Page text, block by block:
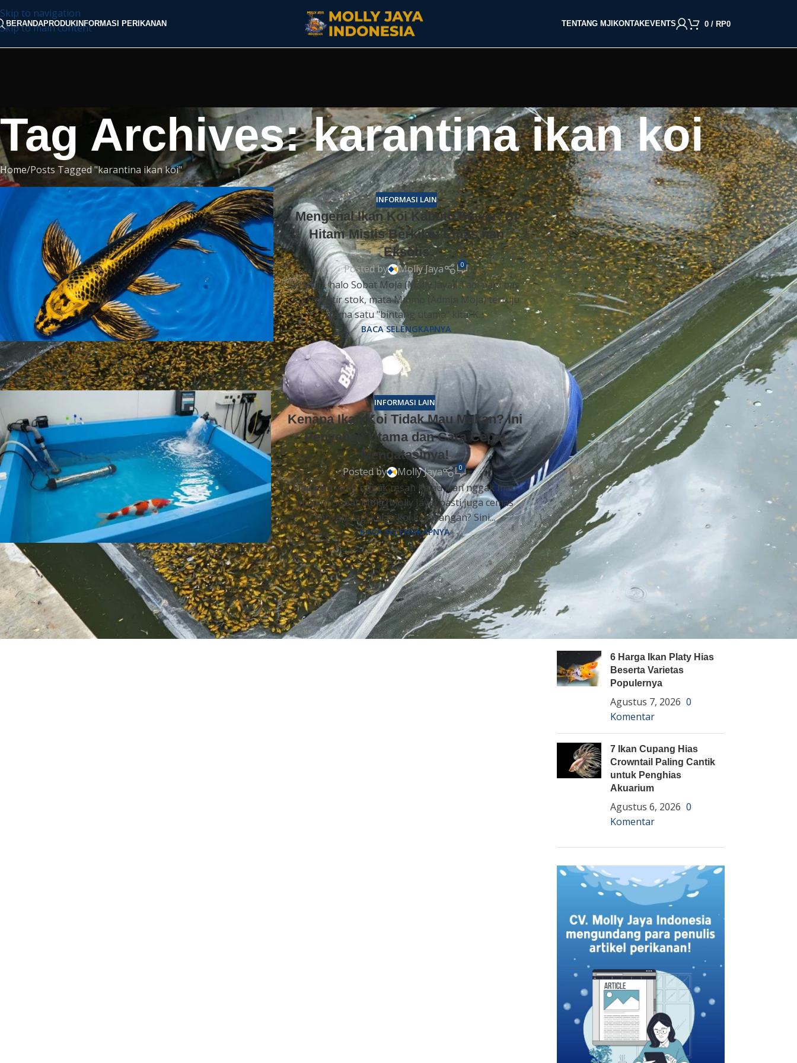
Skip to navigation
Skip to main content
BERANDAPRODUK INFORMASI PERIKANAN TENTANG MJI KONTAKEVENTS 0 / RP0
Tag Archives: karantina ikan koi
Home Posts Tagged "karantina ikan koi"
INFORMASI LAIN
Mengenal Ikan Koi Kabuto Slayer: Si
Hitam Mistis Berkilau Emas nan
Eksotis
Posted by Molly Jaya 0
Waduh, halo Sobat Moja (Molly Jaya)! Tadi pagi pas
lagi nyortir stok, mata Minmo (Admin Moja) tertuju
sama satu "bintang utama" kita: K...
BACA SELENGKAPNYA
INFORMASI LAIN
Kenapa Ikan Koi Tidak Mau Makan? Ini
Penyebab Utama dan Cara Cepat
Mengatasinya!
Posted by Molly Jaya 0
Siapa sih yang nggak resah kalau ikan nggak mau
makan? Sobat Moja (Molly Jaya) pasti juga cemas
kan, apalagi kalau koi kesayangan? Sini...
BACA SELENGKAPNYA
BACA BERDASARKAN JENIS IKAN
Cupang
Molly
Channa
Koi
Koki
Guppy
Platy
Glofish
Danio
Manfish
Discuss
Palmas
Kura-kura
KATEGORI
Berita
Bisnis
Budidaya
Event
Informasi Lain
Pembenihan Ikan
Pembesaran Ikan
Penyakit Ikan
Teknologi dan Inovasi
ARTIKEL TERBARU
6 Harga Ikan Platy Hias
Beserta Varietas
Populernya
Agustus 7, 2026 0
Komentar
7 Ikan Cupang Hias
Crowntail Paling Cantik
untuk Penghias
Akuarium
Agustus 6, 2026 0
Komentar